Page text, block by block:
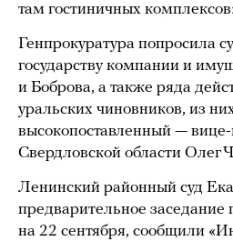
там гостиничных
Генпрокуратура попросила
государству компании и
и Боброва, а также ряда
уральских чиновников, из
высокопоставленный — вице-
Свердловской области Олег
Ленинский районный суд
предварительное заседание
на 22 сентября, сообщили